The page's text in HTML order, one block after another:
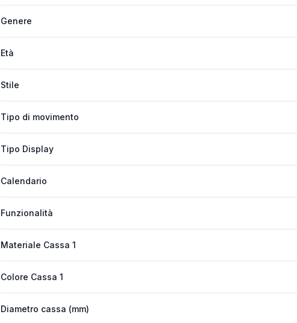
Genere
Età
Stile
Tipo di movimento
Tipo Display
Calendario
Funzionalità
Materiale Cassa 1
Colore Cassa 1
Diametro cassa (mm)